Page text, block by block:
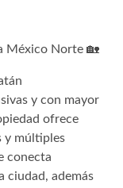
México Norte 🏡
y con mayor
ofrece
y múltiples
conecta
ciudad, además